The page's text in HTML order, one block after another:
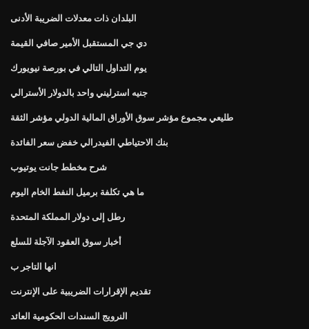
البلدان ذات معدلات الضريبة الأدنى
دي جي المستقبل الأمير صافي القيمة
يوم التداول التالي في بورصة نيويورك
جنيه استرليني واحد بالدولار الأسترالي
طليعي مجموع مؤشر سوق الأوراق المالية الدولي مؤشر الثقة
بنك الاحتياطي الفيدرالي خفض سعر الفائدة
شرح مخطط جانت يوتيوب
ما هي تكلفة برميل النفط الخام اليوم
رطل إلى دولار المملكة المتحدة
أخبار سوق العقود الآجلة للسلع
انها التاجر ب
تقديم الإقرارات الضريبية على الإنترنت
النرويج السندات الحكومية العائد